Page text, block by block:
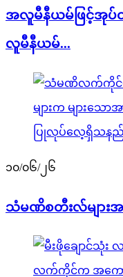
အလူမီနီယမ်ဖြင့်အုပ်ထ
လူမီနီယမ်...
၁၀/၀၆/၂၆
သံမဏိစတီးလ်များအ